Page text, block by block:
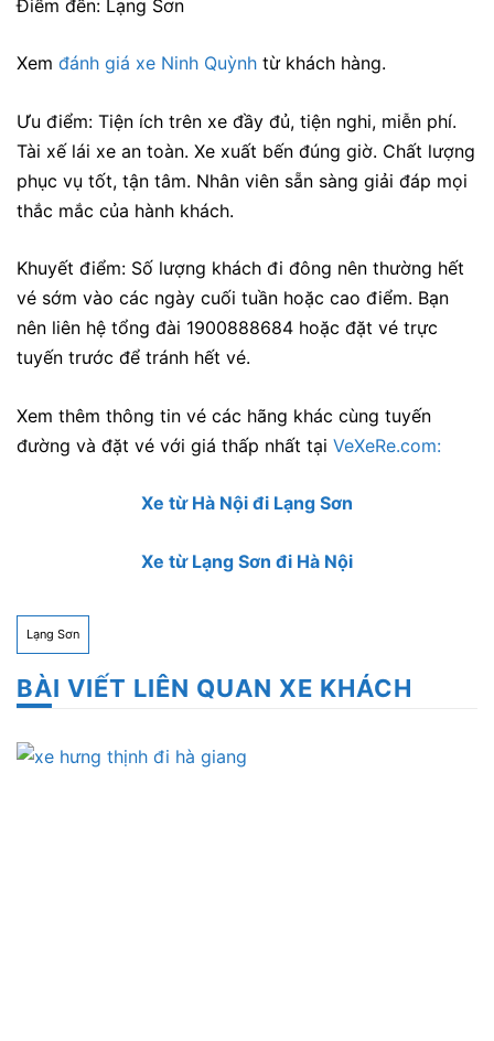
Điểm đến: Lạng Sơn
Xem đánh giá xe Ninh Quỳnh từ khách hàng.
Ưu điểm: Tiện ích trên xe đầy đủ, tiện nghi, miễn phí.
Tài xế lái xe an toàn. Xe xuất bến đúng giờ. Chất lượng
phục vụ tốt, tận tâm. Nhân viên sẵn sàng giải đáp mọi
thắc mắc của hành khách.
Khuyết điểm: Số lượng khách đi đông nên thường hết
vé sớm vào các ngày cuối tuần hoặc cao điểm. Bạn
nên liên hệ tổng đài 1900888684 hoặc đặt vé trực
tuyến trước để tránh hết vé.
Xem thêm thông tin vé các hãng khác cùng tuyến
đường và đặt vé với giá thấp nhất tại VeXeRe.com:
Xe từ Hà Nội đi Lạng Sơn
Xe từ Lạng Sơn đi Hà Nội
Lạng Sơn
BÀI VIẾT LIÊN QUAN XE KHÁCH